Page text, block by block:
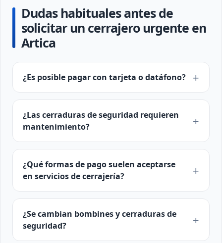
Dudas habituales antes de
solicitar un cerrajero urgente en
Artica
¿Es posible pagar con tarjeta o datáfono?
¿Las cerraduras de seguridad requieren
mantenimiento?
¿Qué formas de pago suelen aceptarse
en servicios de cerrajería?
¿Se cambian bombines y cerraduras de
seguridad?